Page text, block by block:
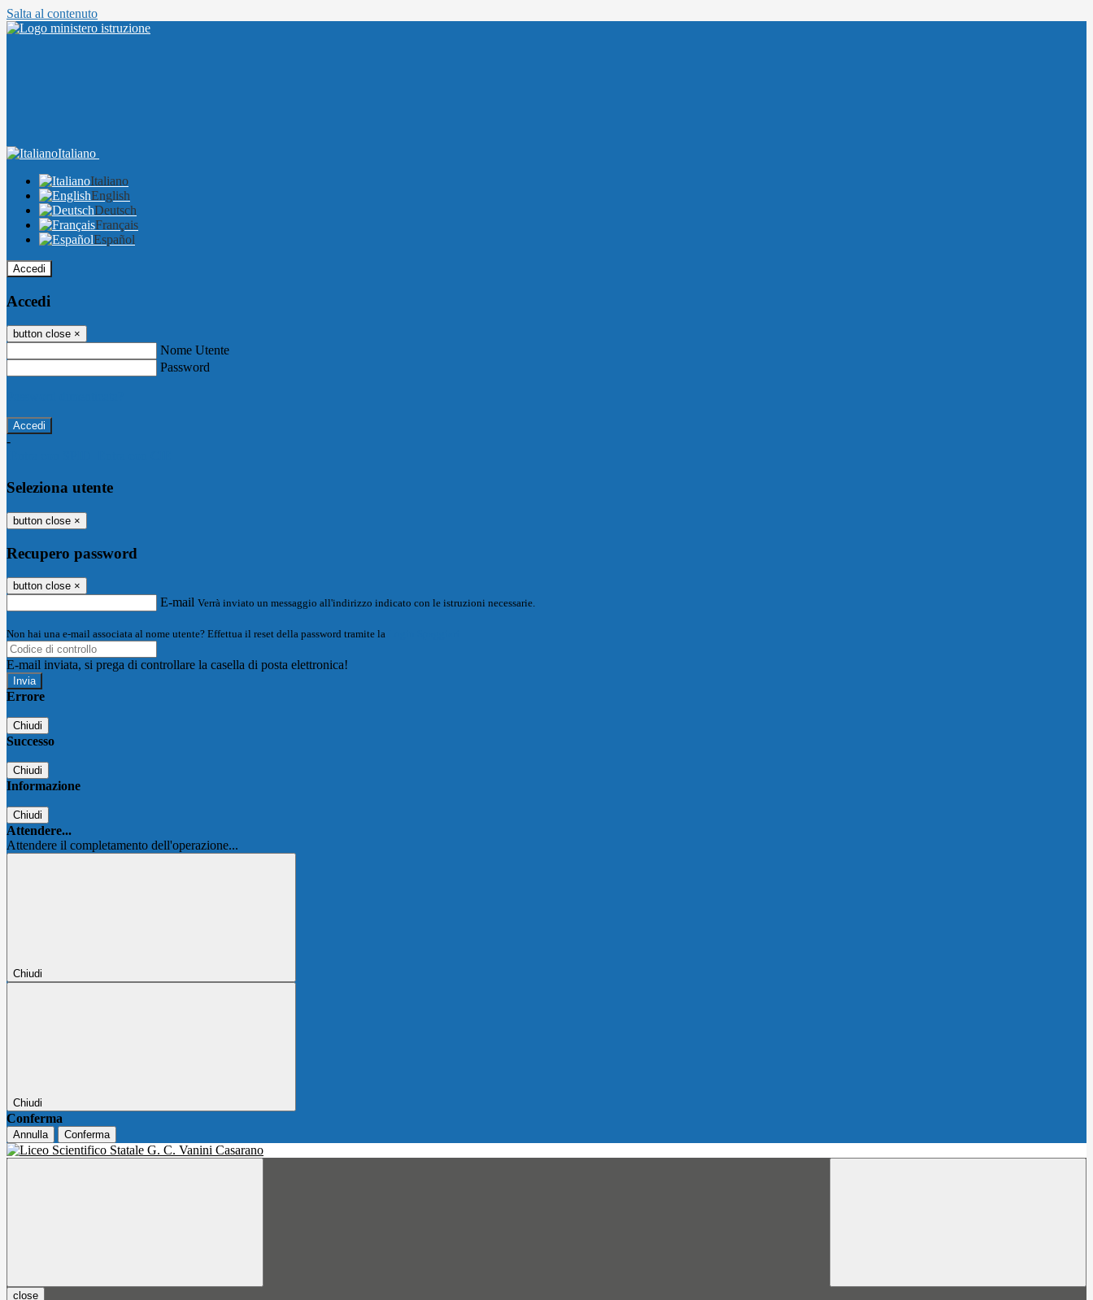
Salta al contenuto
Italiano
Italiano
English
Deutsch
Français
Español
Accedi
Accedi
button close ×
Nome Utente
Password
-
Seleziona utente
button close ×
Recupero password
button close ×
E-mail Verrà inviato un messaggio all'indirizzo indicato con le istruzioni necessarie.
Non hai una e-mail associata al nome utente? Effettua il reset della password tramite la
E-mail inviata, si prega di controllare la casella di posta elettronica!
Errore
Chiudi
Successo
Chiudi
Informazione
Chiudi
Attendere...
Attendere il completamento dell'operazione...
Chiudi
Chiudi
Conferma
Annulla Conferma
close